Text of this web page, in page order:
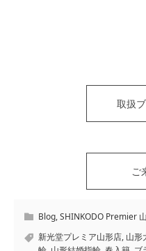
取扱
ご
Blog,SHINKODO Premier
新光堂プレミア山形店, 山形